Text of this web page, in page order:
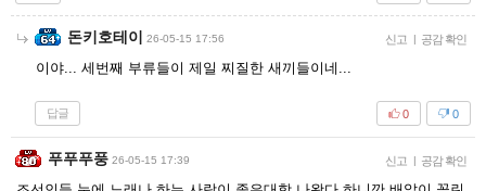
돈키호테이 26-05-15 17:56 신고 | 공감 확인
이야... 세번째 부류들이 제일 찌질한 새끼들이네...
답글 0
0
푸푸푸풍 26-05-15 17:39 신고 | 공감 확인